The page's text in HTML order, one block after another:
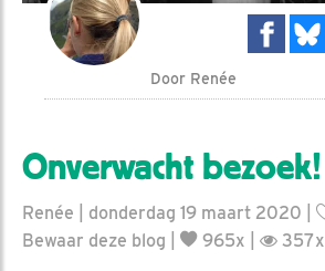
Door Renée
Onverwacht bezoek!
Renée | donderdag 19 maart 2020 |
Bewaar deze blog
965x | 357x